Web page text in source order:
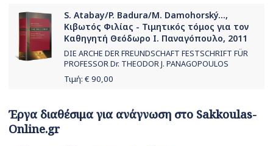
S. Atabay/P. Badura/M. Damohorský...,
Κιβωτός Φιλίας - Τιμητικός τόμος για τον
Καθηγητή Θεόδωρο Ι. Παναγόπουλο, 2011
DIE ARCHE DER FREUNDSCHAFT FESTSCHRIFT FÜR
PROFESSOR Dr. THEODOR J. PANAGOPOULOS
Τιμή: € 90,00
Έργα διαθέσιμα για ανάγνωση στο Sakkoulas-
Online.gr